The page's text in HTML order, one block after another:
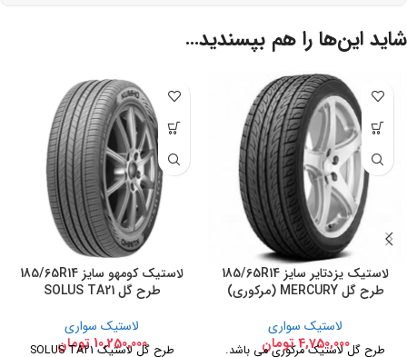
شاید این‌ها را هم بپسندید…
لاستیک یزدتایر سایز 185/65R14
طرح گل MERCURY (مرکوری)
لاستیک سواری
4,750,000 تومان
طرح گل لاستیک مرکوری می باشد.
لاستیک کومهو سایز 185/65R14
طرح گل SOLUS TA21
لاستیک سواری
10,250,000 تومان
طرح گل لاستیک SOLUS TA21